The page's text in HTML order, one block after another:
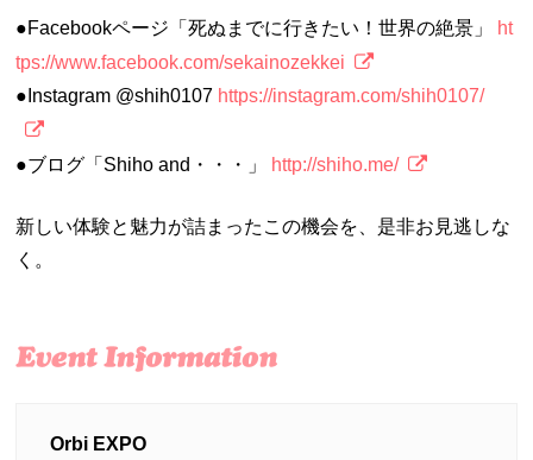
●Facebookページ「死ぬまでに行きたい！世界の絶景」 ht
tps://www.facebook.com/sekainozekkei
●Instagram @shih0107 https://instagram.com/shih0107/
●ブログ「Shiho and・・・」 http://shiho.me/
新しい体験と魅力が詰まったこの機会を、是非お見逃しな
く。
Orbi EXPO